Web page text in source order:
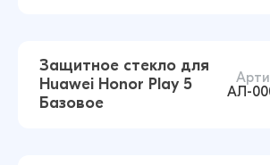
14 ₽16 ₽
Защитное стекло для
Huawei Honor Play 5
Базовое
АЛ-